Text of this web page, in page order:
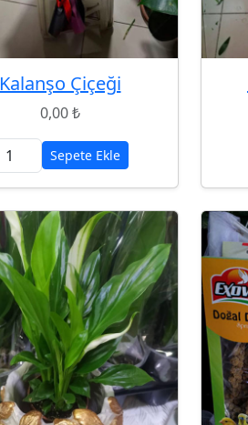
Kalanşo Çiçeği
0,00 ₺
Sepete Ekle